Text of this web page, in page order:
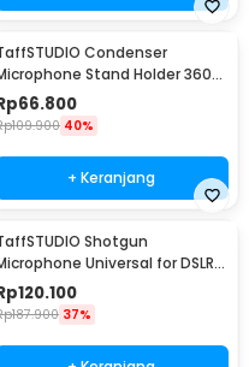
Condenser
Stand Holder 360
Clamp - NB-35
66.800
109.900 40%
+ Keranjang
Shotgun
Universal for DSLR
Computer - MIC-
120.100
187.900 37%